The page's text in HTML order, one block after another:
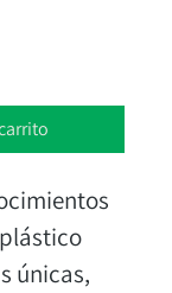
únicas,